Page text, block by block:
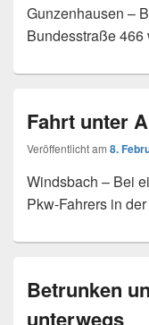
Gunzenhausen –
Bundesstraße 466
Fahrt unter
Veröffentlicht am 8.
Windsbach – Bei
Pkw-Fahrers in der
Betrunken
unterwegs